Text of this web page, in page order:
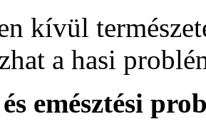
kívül
a hasi
emésztési